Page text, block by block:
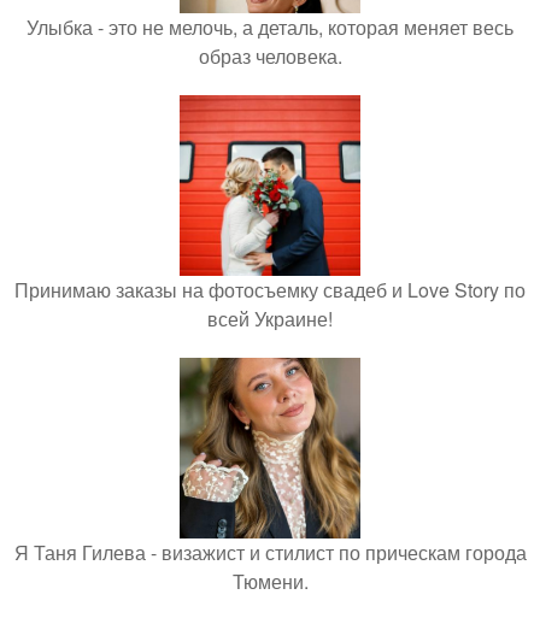
Улыбка - это не мелочь, а деталь, которая меняет весь
образ человека.
Принимаю заказы на фотосъемку свадеб и Love Story по
всей Украине!
Я Таня Гилева - визажист и стилист по прическам города
Тюмени.